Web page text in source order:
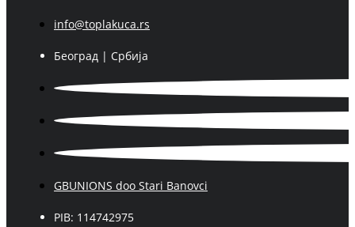
info@toplakuca.rs
Београд | Србија
GBUNIONS doo Stari Banovci
PIB: 114742975